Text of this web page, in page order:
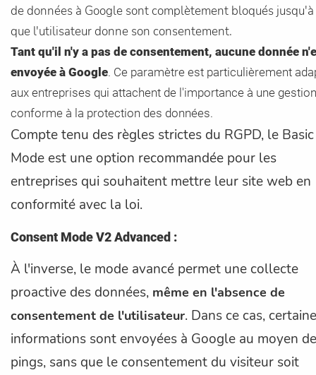
de données à Google sont complètement bloqués jusqu'à
que l'utilisateur donne son consentement.
Tant qu'il n'y a pas de consentement, aucune donnée
envoyée à Google. Ce paramètre est particulièrement
aux entreprises qui attachent de l'importance à une gestion
conforme à la protection des données.
Compte tenu des règles strictes du RGPD, le Basic
Mode est une option recommandée pour les
entreprises qui souhaitent mettre leur site web en
conformité avec la loi.
Consent Mode V2 Advanced :
À l'inverse, le mode avancé permet une collecte
proactive des données, même en l'absence de
consentement de l'utilisateur. Dans ce cas,
informations sont envoyées à Google au moyen de
pings, sans que le consentement du visiteur soit